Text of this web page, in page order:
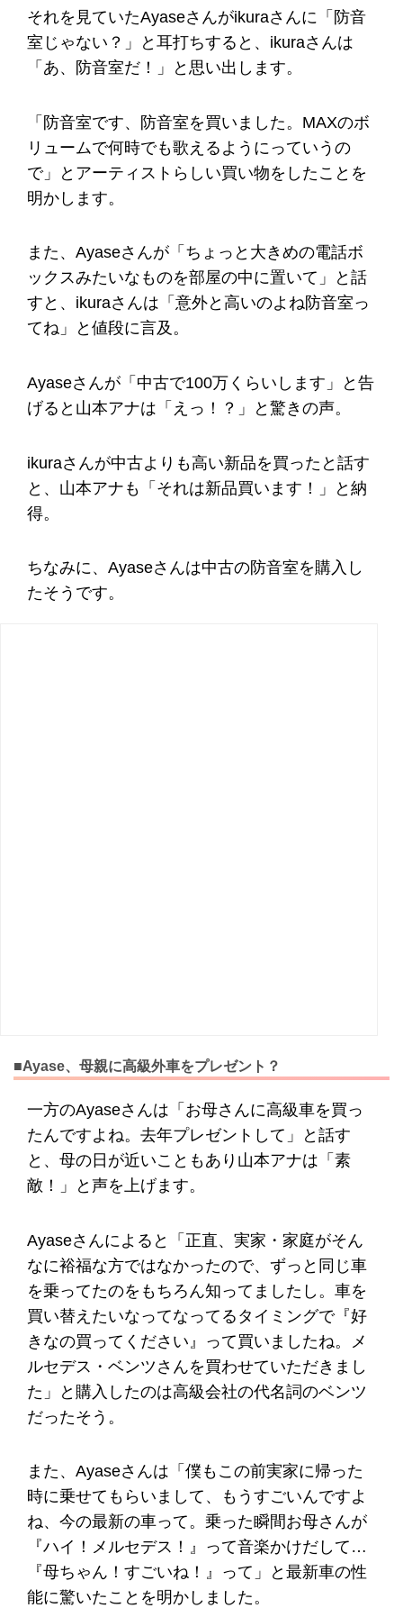
それを見ていたAyaseさんがikuraさんに「防音
室じゃない？」と耳打ちすると、ikuraさんは
「あ、防音室だ！」と思い出します。
「防音室です、防音室を買いました。MAXのボ
リュームで何時でも歌えるようにっていうの
で」とアーティストらしい買い物をしたことを
明かします。
また、Ayaseさんが「ちょっと大きめの電話ボ
ックスみたいなものを部屋の中に置いて」と話
すと、ikuraさんは「意外と高いのよね防音室っ
てね」と値段に言及。
Ayaseさんが「中古で100万くらいします」と告
げると山本アナは「えっ！？」と驚きの声。
ikuraさんが中古よりも高い新品を買ったと話す
と、山本アナも「それは新品買います！」と納
得。
ちなみに、Ayaseさんは中古の防音室を購入し
たそうです。
■Ayase、母親に高級外車をプレゼント？
一方のAyaseさんは「お母さんに高級車を買っ
たんですよね。去年プレゼントして」と話す
と、母の日が近いこともあり山本アナは「素
敵！」と声を上げます。
Ayaseさんによると「正直、実家・家庭がそん
なに裕福な方ではなかったので、ずっと同じ車
を乗ってたのをもちろん知ってましたし。車を
買い替えたいなってなってるタイミングで『好
きなの買ってください』って買いましたね。メ
ルセデス・ベンツさんを買わせていただきまし
た」と購入したのは高級会社の代名詞のベンツ
だったそう。
また、Ayaseさんは「僕もこの前実家に帰った
時に乗せてもらいまして、もうすごいんですよ
ね、今の最新の車って。乗った瞬間お母さんが
『ハイ！メルセデス！』って音楽かけだして…
『母ちゃん！すごいね！』って」と最新車の性
能に驚いたことを明かしました。